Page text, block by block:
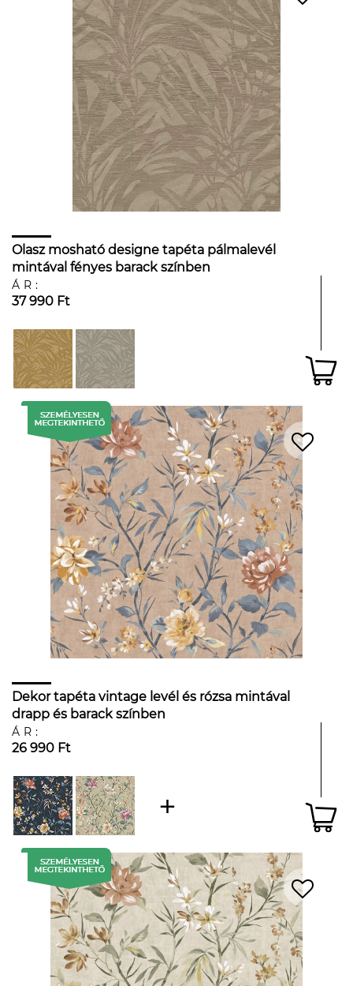
Olasz mosható designe tapéta pálmalevél
mintával fényes barack színben
ÁR:
37 990 Ft
Dekor tapéta vintage levél és rózsa mintával
drapp és barack színben
ÁR:
26 990 Ft